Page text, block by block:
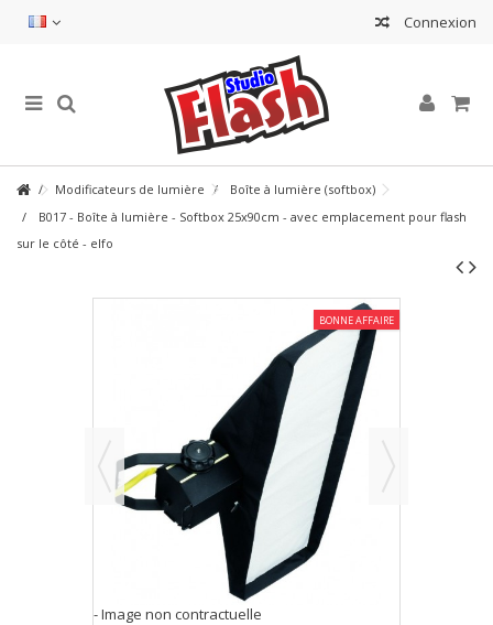
Connexion
Modificateurs de lumière
Boîte à lumière (softbox)
B017 - Boîte à lumière - Softbox 25x90cm - avec emplacement pour flash
sur le côté - elfo
BONNE AFFAIRE
- Image non contractuelle